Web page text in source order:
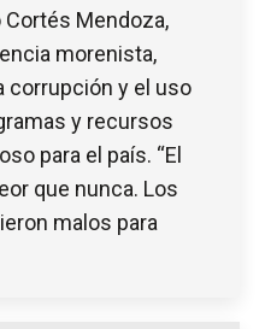
Mendoza,
morenista,
corrupción y el uso
y recursos
para el país. “El
que nunca. Los
malos para